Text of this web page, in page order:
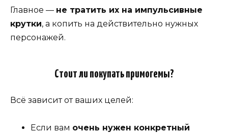
Главное — не тратить их на импульсивные
крутки, а копить на действительно нужных
персонажей.
Стоит ли покупать примогемы?
Всё зависит от ваших целей:
Если вам очень нужен конкретный